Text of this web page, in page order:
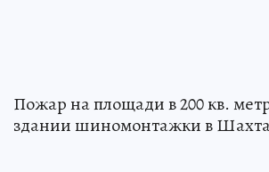
Пожар на площади в 200 кв.
здании шиномонтажки в